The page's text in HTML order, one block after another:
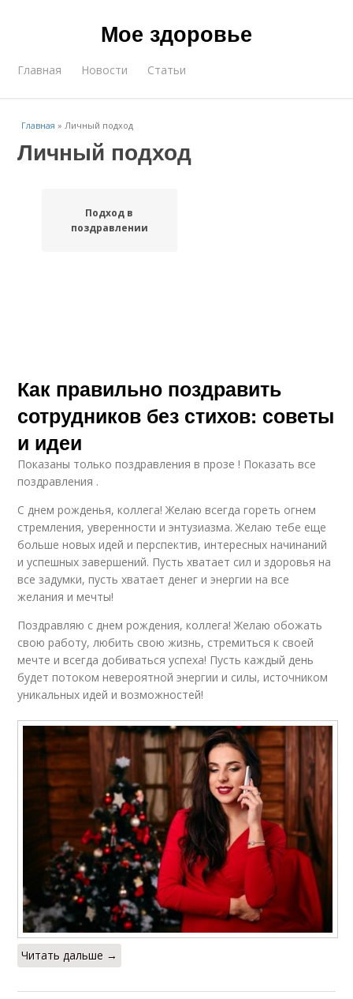
Мое здоровье
Главная Новости Статьи
Главная »Личный подход
Личный подход
Подход в
поздравлении
Как правильно поздравить
сотрудников без стихов: советы
и идеи
Показаны только поздравления в прозе ! Показать все
поздравления .
С днем рожденья, коллега! Желаю всегда гореть огнем
стремления, уверенности и энтузиазма. Желаю тебе еще
больше новых идей и перспектив, интересных начинаний
и успешных завершений. Пусть хватает сил и здоровья на
все задумки, пусть хватает денег и энергии на все
желания и мечты!
Поздравляю с днем рождения, коллега! Желаю обожать
свою работу, любить свою жизнь, стремиться к своей
мечте и всегда добиваться успеха! Пусть каждый день
будет потоком невероятной энергии и силы, источником
уникальных идей и возможностей!
Читать дальше →